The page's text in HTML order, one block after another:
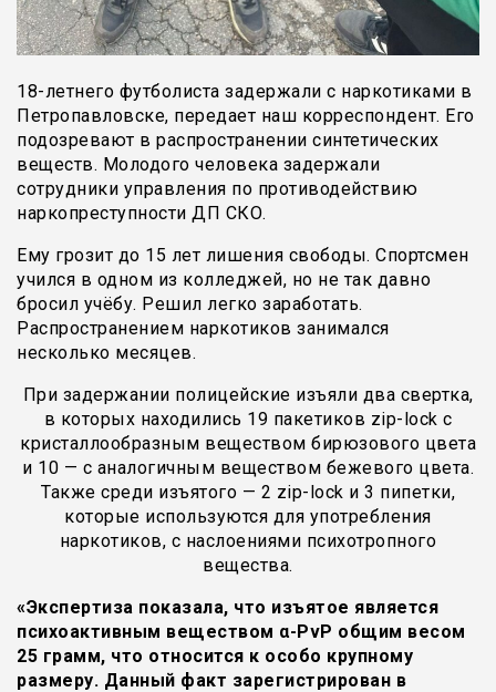
18-летнего футболиста задержали с наркотиками в
Петропавловске, передает наш корреспондент. Его
подозревают в распространении синтетических
веществ. Молодого человека задержали
сотрудники управления по противодействию
наркопреступности ДП СКО.
Ему грозит до 15 лет лишения свободы. Спортсмен
учился в одном из колледжей, но не так давно
бросил учёбу. Решил легко заработать.
Распространением наркотиков занимался
несколько месяцев.
При задержании полицейские изъяли два свертка,
в которых находились 19 пакетиков zip-lock с
кристаллообразным веществом бирюзового цвета
и 10 — с аналогичным веществом бежевого цвета.
Также среди изъятого — 2 zip-lock и 3 пипетки,
которые используются для употребления
наркотиков, с наслоениями психотропного
вещества.
«Экспертиза показала, что изъятое является
психоактивным веществом α-PvP общим весом
25 грамм, что относится к особо крупному
размеру. Данный факт зарегистрирован в